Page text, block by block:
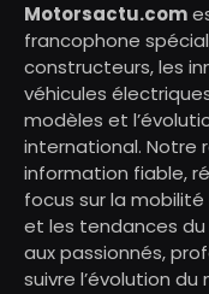
Motorsactu.com
francophone
constructeurs, les
véhicules
modèles et
international. Notre
information fiable,
focus sur la
et les tendances du
aux passionnés,
suivre l’évolution